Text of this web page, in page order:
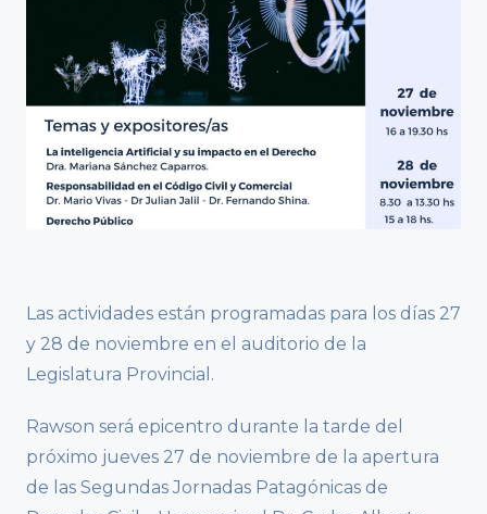
Las actividades están programadas para los días 27
y 28 de noviembre en el auditorio de la
Legislatura Provincial.
Rawson será epicentro durante la tarde del
próximo jueves 27 de noviembre de la apertura
de las Segundas Jornadas Patagónicas de